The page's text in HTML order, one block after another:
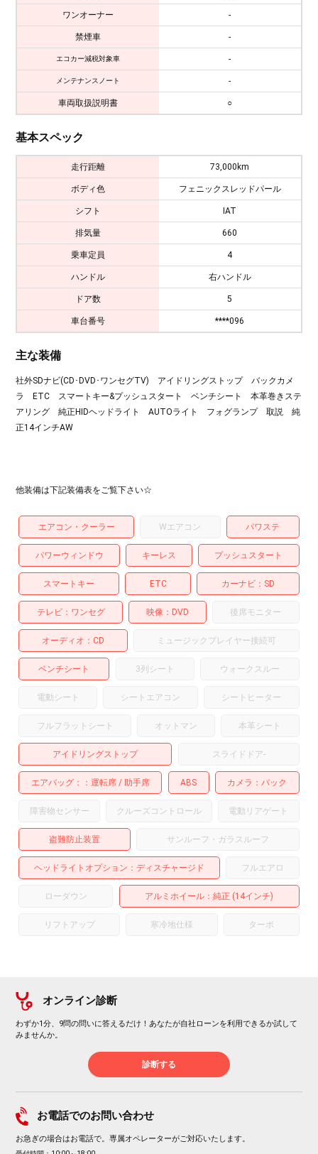
ワンオーナー -
禁煙車 -
エコカー減税対象車 -
メンテナンスノート -
車両取扱説明書 ○
基本スペック
走行距離 73,000km
ボディ色 フェニックスレッドパール
シフト IAT
排気量 660
乗車定員 4
ハンドル 右ハンドル
ドア数 5
車台番号 ****096
主な装備
社外SDナビ(CD･DVD･ワンセグTV) アイドリングストップ バックカメ
ラ ETC スマートキー&プッシュスタート ベンチシート 本革巻きステ
アリング 純正HIDヘッドライト AUTOライト フォグランプ 取説 純
正14インチAW
他装備は下記装備表をご覧下さい☆
エアコン・クーラー Wエアコン パワステ
パワーウィンドウ キーレス プッシュスタート
スマートキー ETC カーナビ SD
テレビ ワンセグ 映像 DVD 後席モニター
オーディオ CD ミュージックプレイヤー接続可
ベンチシート 3列シート ウォークスルー
電動シート シートエアコン シートヒーター
フルフラットシート オットマン 本革シート
アイドリングストップ スライドドア-
エアバッグ： 運転席 助手席 ABS カメラ バック
障害物センサー クルーズコントロール 電動リアゲート
盗難防止装置 サンルーフ・ガラスルーフ
ヘッドライトオプション ディスチャージド フルエアロ
ローダウン アルミホイール ：純正 (14インチ)
リフトアップ 寒冷地仕様 ターボ
オンライン診断
わずか1分、9問の問いに答えるだけ！あなたが自社ローンを利用できるか試して
みませんか。
診断する
お電話でのお問い合わせ
お急ぎの場合はお電話で。専属オペレーターがご対応いたします。